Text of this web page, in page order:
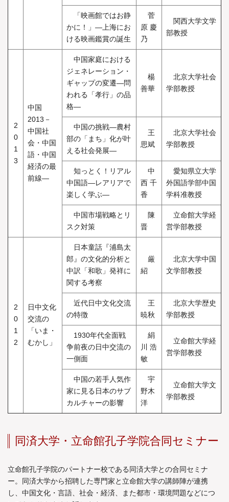
「映画館ではお静
かに！」―上海にお
ける映画鑑賞の誕生
菅
原 慶
乃
関西大学文学
部教授
2
0
1
3
中国
2013－
中国社
会・中国
語・中国
経済の最
前線―
中国家庭における
ジェネレーション・
ギャップの変遷―問
われる「孝行」の品
格―
楊
善華
北京大学社会
学部教授
中国の挑戦―農村
部の「まち」化が叶
える社会発展―
王
思斌
北京大学社会
学部教授
知っとく！リアル
中国語―レアリアで
楽しく学ぶ―
中
西 千
香
愛知県立大学
外国語学部中国
学科准教授
中国市場戦略とリ
スク対策
陳
晋
立命館大学経
営学部教授
2
0
1
2
日中文化
交流の
「いま・
むかし」
日本童話『浦島太
郎』の文化的分析と
中訳「和歌」発祥に
関する考察
厳
紹
北京大学中国
文学部教授
近代日中文化交流
の特徴
王
暁秋
北京大学歴史
学部教授
1930年代全面戦
争前夜の日中交流の
一側面
絹
川 浩
敏
立命館大学経
営学部教授
中国の若手人気作
家に見る日本のサブ
カルチャーの影響
宇
野木
洋
立命館大学文
学部教授
同済大学・立命館孔子学院合同セミナー
立命館孔子学院のパートナー校である同済大学との合同セミナ
ー。同済大学から招聘した専門家と立命館大学の講師陣が連携
し、中国文化・言語、社会・経済、また都市・環境問題などにつ